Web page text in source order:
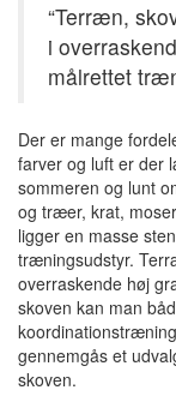
“Terræn,
i
målrettet
Der er mange
farver og luft er der
sommeren og lunt
og træer, krat,
ligger en masse
træningsudstyr.
overraskende høj
skoven kan man
gennemgås et
skoven.